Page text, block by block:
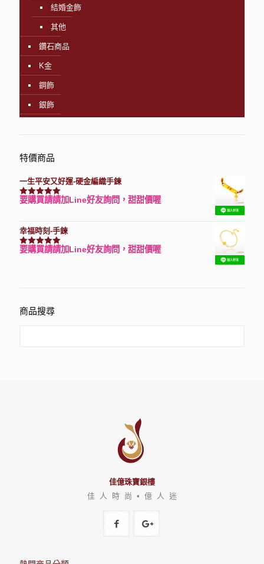
結婚金飾
其他
鑽石商品
K金
鋼飾
銀飾
特價商品
一生平安又好運-硬金編織手鍊
評分7740滿分 5
要購買請請加Line好友詢問，甜甜價喔
幸福時刻-手鍊
評分3150滿分 5
要購買請請加Line好友詢問，甜甜價喔
商品搜尋
佳億珠寶銀樓
佳 人 時 尚 • 億 人 迷